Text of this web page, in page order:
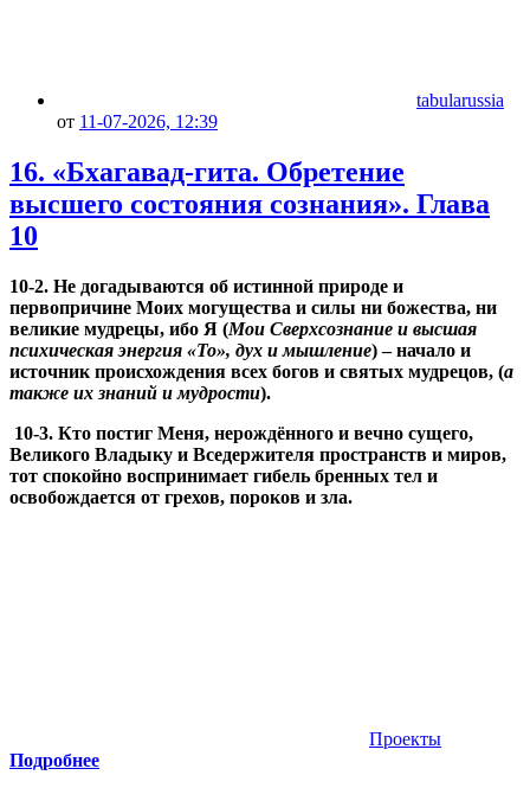
tabularussia
от 11-07-2026, 12:39
16. «Бхагавад-гита. Обретение
высшего состояния сознания». Глава
10
10-2. Не догадываются об истинной природе и
первопричине Моих могущества и силы ни божества, ни
великие мудрецы, ибо Я (Мои Сверхсознание и высшая
психическая энергия «То», дух и мышление) – начало и
источник происхождения всех богов и святых мудрецов, (а
также их знаний и мудрости).
10-3. Кто постиг Меня, нерождённого и вечно сущего,
Великого Владыку и Вседержителя пространств и миров,
тот спокойно воспринимает гибель бренных тел и
освобождается от грехов, пороков и зла.
Проекты
Подробнее